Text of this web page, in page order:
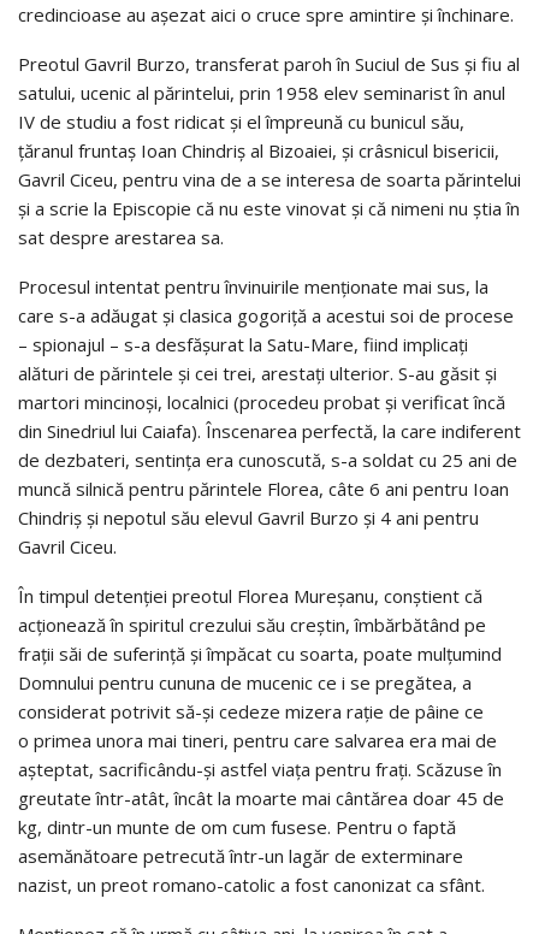
credincioase au aşezat aici o cruce spre amintire şi închinare.
Preotul Gavril Burzo, transferat paroh în Suciul de Sus şi fiu al
satului, ucenic al părintelui, prin 1958 elev seminarist în anul
IV de studiu a fost ridicat şi el împreună cu bunicul său,
ţăranul fruntaş Ioan Chindriş al Bizoaiei, şi crâsnicul bisericii,
Gavril Ciceu, pentru vina de a se interesa de soarta părintelui
şi a scrie la Episcopie că nu este vinovat şi că nimeni nu ştia în
sat despre arestarea sa.
Procesul intentat pentru învinuirile menţionate mai sus, la
care s-a adăugat şi clasica gogoriţă a acestui soi de procese
– spionajul – s-a desfăşurat la Satu-Mare, fiind implicaţi
alături de părintele şi cei trei, arestaţi ulterior. S-au găsit şi
martori mincinoşi, localnici (procedeu probat şi verificat încă
din Sinedriul lui Caiafa). Înscenarea perfectă, la care indiferent
de dezbateri, sentinţa era cunoscută, s-a soldat cu 25 ani de
muncă silnică pentru părintele Florea, câte 6 ani pentru Ioan
Chindriş şi nepotul său elevul Gavril Burzo şi 4 ani pentru
Gavril Ciceu.
În timpul detenţiei preotul Florea Mureşanu, conştient că
acţionează în spiritul crezului său creştin, îmbărbătând pe
fraţii săi de suferinţă şi împăcat cu soarta, poate mulţumind
Domnului pentru cununa de mucenic ce i se pregătea, a
considerat potrivit să-şi cedeze mizera raţie de pâine ce
o primea unora mai tineri, pentru care salvarea era mai de
aşteptat, sacrificându-şi astfel viaţa pentru fraţi. Scăzuse în
greutate într-atât, încât la moarte mai cântărea doar 45 de
kg, dintr-un munte de om cum fusese. Pentru o faptă
asemănătoare petrecută într-un lagăr de exterminare
nazist, un preot romano-catolic a fost canonizat ca sfânt.